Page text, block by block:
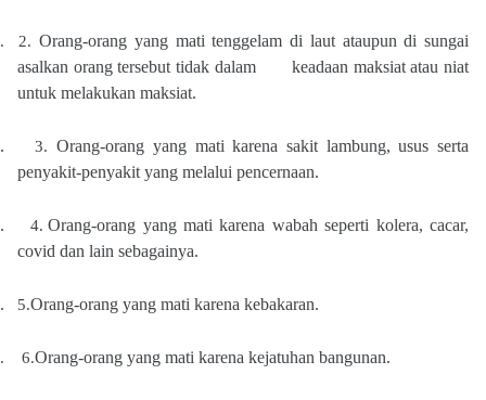
2.Orang-orang yang mati tenggelam di laut ataupun di sungai
asalkan orang tersebut tidak dalam keadaan maksiat atau niat
untuk melakukan maksiat.
3.Orang-orang yang mati karena sakit lambung, usus serta
penyakit-penyakit yang melalui pencernaan.
4. Orang-orang yang mati karena wabah seperti kolera, cacar,
covid dan lain sebagainya.
5.Orang-orang yang mati karena kebakaran.
. 6.Orang-orang yang mati karena kejatuhan bangunan.